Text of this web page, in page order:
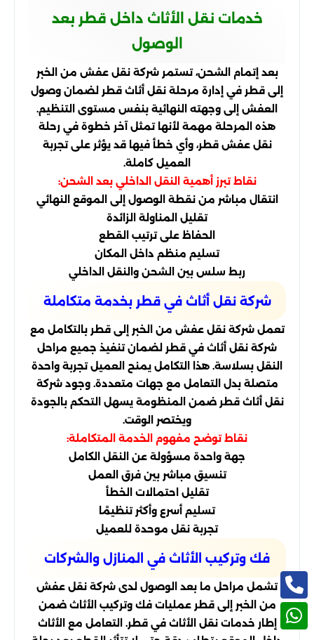
خدمات نقل الأثاث داخل قطر بعد
الوصول
بعد إتمام الشحن، تستمر شركة نقل عفش من الخبر
إلى قطر في إدارة مرحلة نقل أثاث قطر لضمان وصول
العفش إلى وجهته النهائية بنفس مستوى التنظيم.
هذه المرحلة مهمة لأنها تمثل آخر خطوة في رحلة
نقل عفش قطر، وأي خطأ فيها قد يؤثر على تجربة
العميل كاملة.
نقاط تبرز أهمية النقل الداخلي بعد الشحن:
انتقال مباشر من نقطة الوصول إلى الموقع النهائي
تقليل المناولة الزائدة
الحفاظ على ترتيب القطع
تسليم منظم داخل المكان
ربط سلس بين الشحن والنقل الداخلي
شركة نقل أثاث في قطر بخدمة متكاملة
تعمل شركة نقل عفش من الخبر إلى قطر بالتكامل مع
شركة نقل أثاث في قطر لضمان تنفيذ جميع مراحل
النقل بسلاسة. هذا التكامل يمنح العميل تجربة واحدة
متصلة بدل التعامل مع جهات متعددة. وجود شركة
نقل أثاث قطر ضمن المنظومة يسهل التحكم بالجودة
ويختصر الوقت.
نقاط توضح مفهوم الخدمة المتكاملة:
جهة واحدة مسؤولة عن النقل الكامل
تنسيق مباشر بين فرق العمل
تقليل احتمالات الخطأ
تسليم أسرع وأكثر تنظيمًا
تجربة نقل موحدة للعميل
فك وتركيب الأثاث في المنازل والشركات
تشمل مراحل ما بعد الوصول لدى شركة نقل عفش
من الخبر إلى قطر عمليات فك وتركيب الأثاث ضمن
إطار خدمات نقل الأثاث في قطر. التعامل مع الأثاث